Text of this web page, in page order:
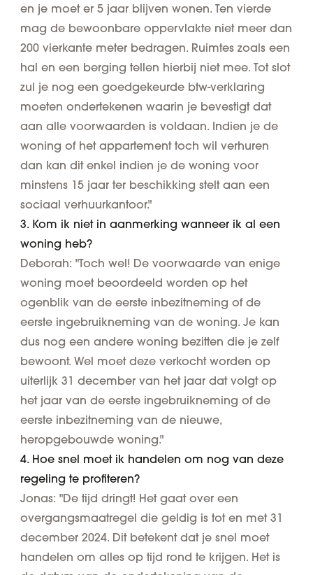
en je moet er 5 jaar blijven wonen. Ten vierde
mag de bewoonbare oppervlakte niet meer dan
200 vierkante meter bedragen. Ruimtes zoals een
hal en een berging tellen hierbij niet mee. Tot slot
zul je nog een goedgekeurde btw-verklaring
moeten ondertekenen waarin je bevestigt dat
aan alle voorwaarden is voldaan. Indien je de
woning of het appartement toch wil verhuren
dan kan dit enkel indien je de woning voor
minstens 15 jaar ter beschikking stelt aan een
sociaal verhuurkantoor."
3. Kom ik niet in aanmerking wanneer ik al een
woning heb?
Deborah: "Toch wel! De voorwaarde van enige
woning moet beoordeeld worden op het
ogenblik van de eerste inbezitneming of de
eerste ingebruikneming van de woning. Je kan
dus nog een andere woning bezitten die je zelf
bewoont. Wel moet deze verkocht worden op
uiterlijk 31 december van het jaar dat volgt op
het jaar van de eerste ingebruikneming of de
eerste inbezitneming van de nieuwe,
heropgebouwde woning."
4. Hoe snel moet ik handelen om nog van deze
regeling te profiteren?
Jonas: "De tijd dringt! Het gaat over een
overgangsmaatregel die geldig is tot en met 31
december 2024. Dit betekent dat je snel moet
handelen om alles op tijd rond te krijgen. Het is